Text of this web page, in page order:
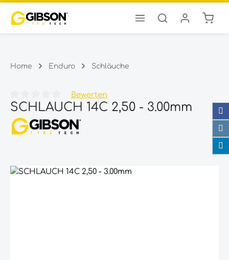
Zum Hauptinhalt springen
Home Enduro Schläuche
Durchschnittliche Bewertung von 0 von 5 Sternen
Bewerten
SCHLAUCH 14C 2,50 - 3.00mm
Bildergalerie überspringen